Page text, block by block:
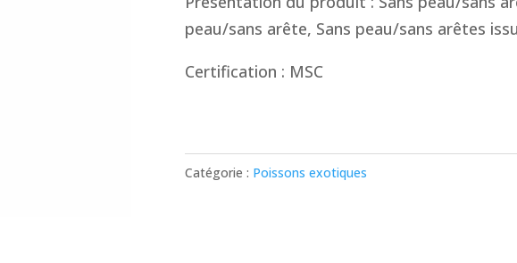
peau/sans arête, Sans peau/sans arêtes
Certification : MSC
Catégorie : Poissons exotiques